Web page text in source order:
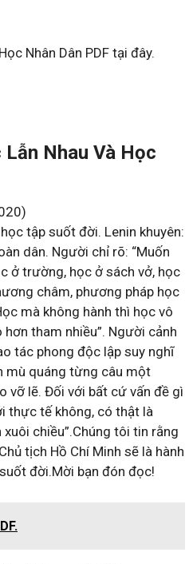
Nhân Dân PDF tại đây.
Nhau Và Học
tập suốt đời. Lenin khuyên:
dân. Người chỉ rõ: “Muốn
ở trường, học ở sách vở, học
châm, phương pháp học
mà không hành thì học vô
tham nhiều”. Người cảnh
tác phong độc lập suy nghĩ
mù quáng từng câu một
vỡ lẽ. Đối với bất cứ vấn đề gì
thực tế không, có thật là
chiều”.Chúng tôi tin rằng
tịch Hồ Chí Minh sẽ là hành
đời.Mời bạn đón đọc!